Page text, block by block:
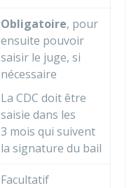
Obligatoire, pour
ensuite pouvoir
saisir le juge, si
nécessaire
La CDC doit être
saisie dans les
3 mois qui suivent
la signature du bail
Facultatif